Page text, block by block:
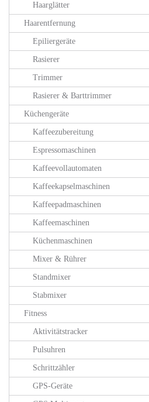
Haarglätter
Haarentfernung
Epiliergeräte
Rasierer
Trimmer
Rasierer & Barttrimmer
Küchengeräte
Kaffeezubereitung
Espressomaschinen
Kaffeevollautomaten
Kaffeekapselmaschinen
Kaffeepadmaschinen
Kaffeemaschinen
Küchenmaschinen
Mixer & Rührer
Standmixer
Stabmixer
Fitness
Aktivitätstracker
Pulsuhren
Schrittzähler
GPS-Geräte